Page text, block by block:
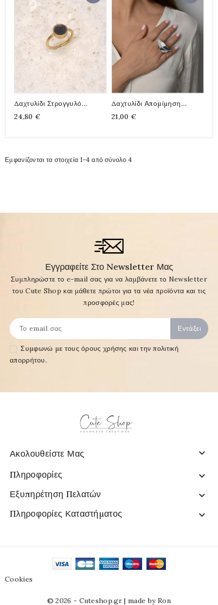
Δαχτυλίδι Στρογγυλό
Από Μαύρο Τσιμέντο
24,80 €
Δαχτυλίδι Απομίμηση
21,00 €
Εμφανίζονται τα στοιχεία 1-4 από σύνολο 4
Εγγραφείτε Στο Newsletter Μας
Συμπληρώστε το e-mail σας για να λαμβάνετε το Newsletter
του Cute Shop και μάθετε πρώτοι για τα νέα προϊόντα και τις
προσφορές μας!
Συμφωνώ με τουςόρους χρήσης και την πολιτική
απορρήτου.
Ακολουθείστε Μας 
Πληροφορίες 
Εξυπηρέτηση Πελατών 
Πληροφορίες Καταστήματος 
Cookies
© 2026 - Cuteshop.gr | made by Ron